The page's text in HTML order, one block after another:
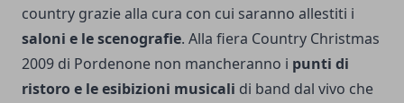
country grazie alla cura con cui saranno allestiti i
saloni e le scenografie. Alla fiera Country Christmas
2009 di Pordenone non mancheranno i punti di
ristoro e le esibizioni musicali di band dal vivo che